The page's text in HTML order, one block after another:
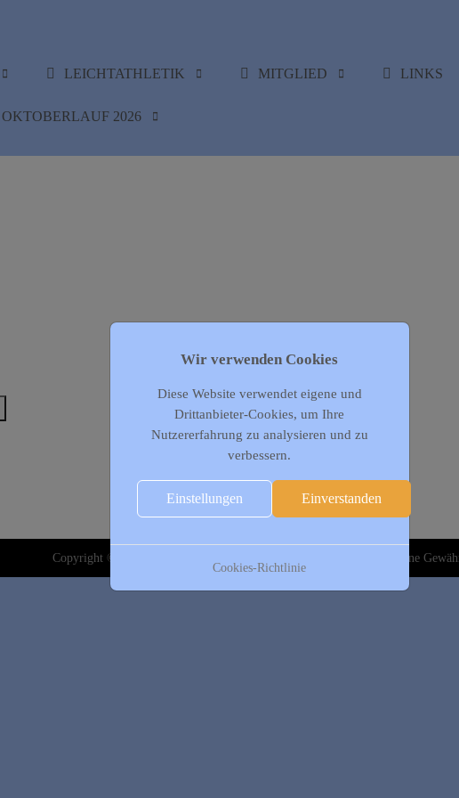
LEICHTATHLETIK MITGLIED LINKS
OKTOBERLAUF 2026
Copyright © 2020-2026 DJK Gillrath 1911 e. V. Alle Angaben sind ohne
Wir verwenden Cookies
Diese Website verwendet eigene und
Drittanbieter-Cookies, um Ihre
Nutzererfahrung zu analysieren und zu
verbessern.
Einstellungen Einverstanden
Cookies-Richtlinie